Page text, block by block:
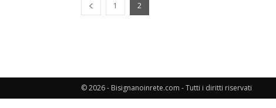
1 2
© 2026 - Bisignanoinrete.com - Tutti i diritti riservati